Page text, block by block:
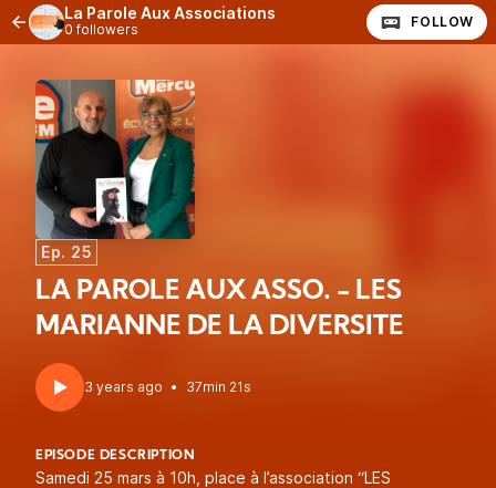
La Parole Aux Associations
0 followers FOLLOW
Ep. 25
LA PAROLE AUX ASSO. - LES
MARIANNE DE LA DIVERSITE
3 years ago • 37min 21s
EPISODE DESCRIPTION
Samedi 25 mars à 10h, place à l’association “LES